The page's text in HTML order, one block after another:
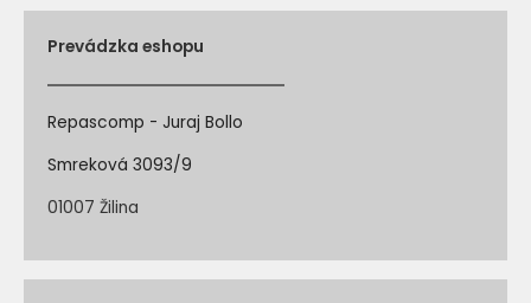
Prevádzka eshopu
Repascomp - Juraj Bollo
Smreková 3093/9
01007 Žilina